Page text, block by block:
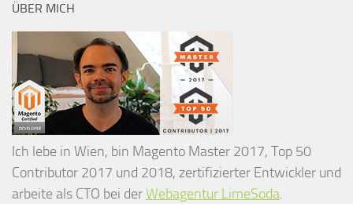
ÜBER MICH
Ich lebe in Wien, bin Magento Master 2017, Top 50
Contributor 2017 und 2018, zertifizierter Entwickler und
arbeite als CTO bei derWebagentur LimeSoda.